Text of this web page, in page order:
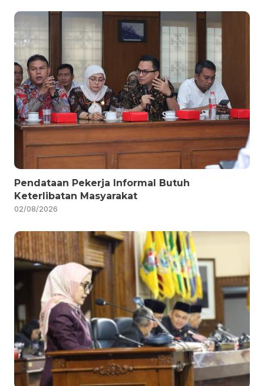
Pendataan Pekerja Informal Butuh
Keterlibatan Masyarakat
02/08/2026